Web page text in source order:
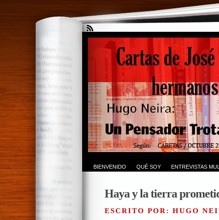
BIENVENIDO QUÉ SOY ENTREVISTAS
Haya y la tierra
ESCRITO POR: HUGO